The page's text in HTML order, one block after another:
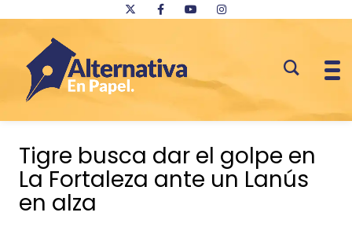
contenido
Tigre busca dar el golpe en
La Fortaleza ante un Lanús
en alza